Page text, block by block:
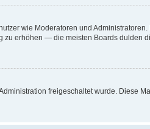
wie Moderatoren und
erhöhen — die meisten Boards dulden
freigeschaltet wurde. Diese